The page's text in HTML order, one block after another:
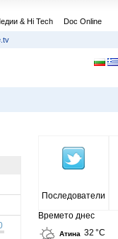
& Hi Tech Doc Online
Последователи
Времето днес
Атина 32 °C